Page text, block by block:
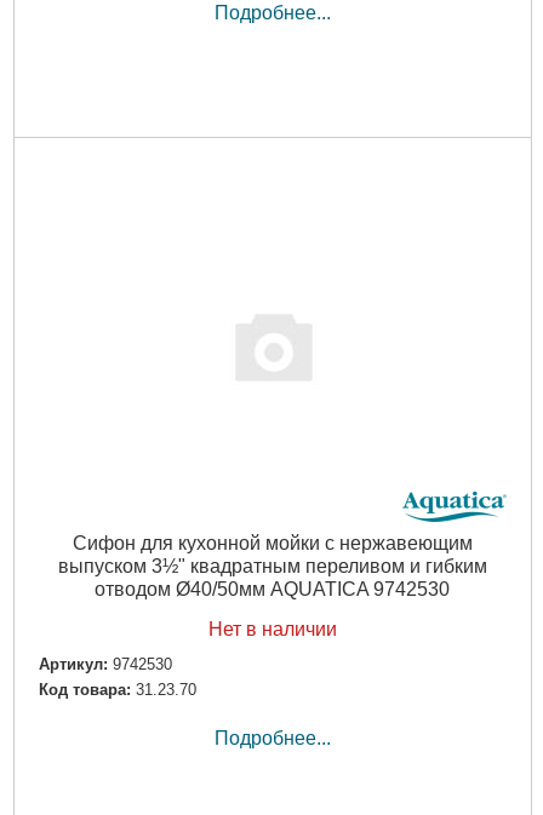
Подробнее...
Сифон для кухонной мойки с нержавеющим
выпуском 3½" квадратным переливом и гибким
отводом Ø40/50мм AQUATICA 9742530
Нет в наличии
Артикул: 9742530
Код товара: 31.23.70
Подробнее...